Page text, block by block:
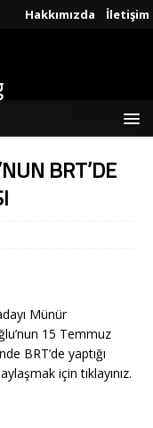
Hakkımızda İletişim
BRT’DE
Münür
15 Temmuz
BRT’de yaptığı
için tıklayınız.